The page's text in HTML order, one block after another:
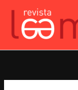
contenido